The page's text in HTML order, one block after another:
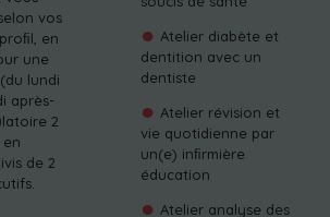
vos
en
une
lundi
après-
2
de 2
Atelier diabète et
dentition avec un
dentiste
Atelier révision et
vie quotidienne par
un(e) inﬁrmière
éducation
Atelier analyse des